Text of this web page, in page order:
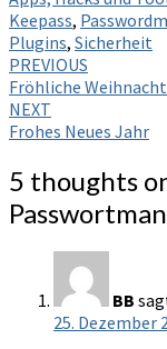
Keepass,
Plugins, Sicherheit
Post
navigation
PREVIOUS
Fröhliche
NEXT
Frohes Neues Jahr
5 thoughts
BB
25. Dezember